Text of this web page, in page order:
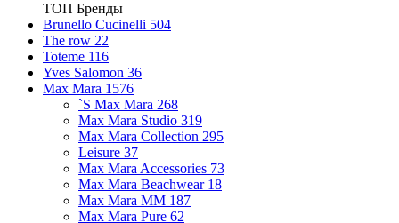
ТОП Бренды
Brunello Cucinelli 504
The row 22
Toteme 116
Yves Salomon 36
Max Mara 1576
`S Max Mara 268
Max Mara Studio 319
Max Mara Collection 295
Leisure 37
Max Mara Accessories 73
Max Mara Beachwear 18
Max Mara MM 187
Max Mara Pure 62